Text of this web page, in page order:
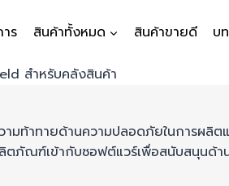
ร สินค้าทั้งหมด สินค้าขายดี บ
มท้าทายด้านความปลอดภัยในการผลิต
ตภัณฑ์เข้ากับซอฟต์แวร์เพื่อสนับสนุนด้า